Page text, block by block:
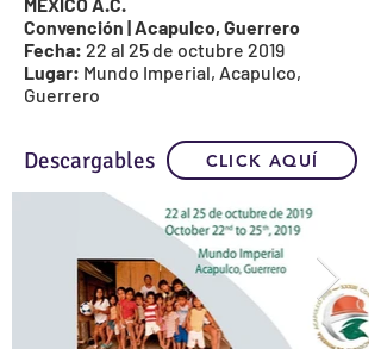
Convención | Acapulco, Guerrero
Fecha: 22 al 25 de octubre 2019
Lugar: Mundo Imperial, Acapulco,
Guerrero
Descargables CLICK AQUÍ